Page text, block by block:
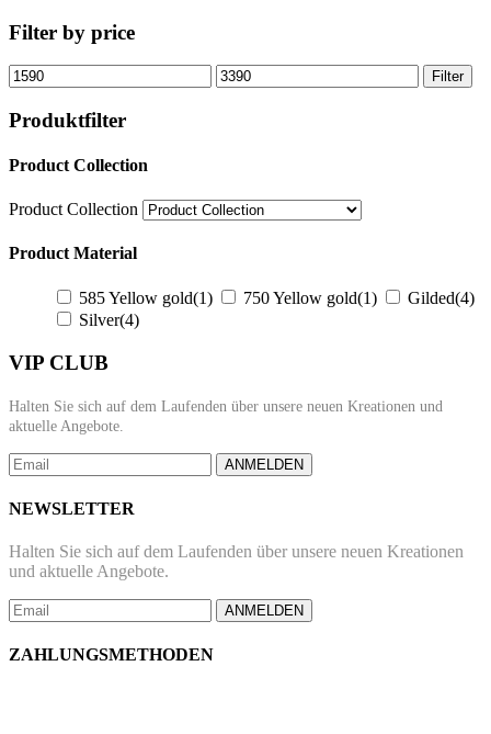
Filter by price
Min
price
Max
price
Filter
Produktfilter
Product Collection
Product Collection
Product Material
585 Yellow gold(1) 750 Yellow gold(1) Gilded(4)
Silver(4)
VIP CLUB
Halten Sie sich auf dem Laufenden über unsere neuen Kreationen und
aktuelle Angebote.
ANMELDEN
NEWSLETTER
Halten Sie sich auf dem Laufenden über unsere neuen Kreationen
und aktuelle Angebote.
ANMELDEN
ZAHLUNGSMETHODEN